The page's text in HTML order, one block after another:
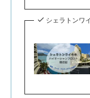
シェラトンワ